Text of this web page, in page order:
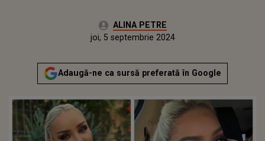
Autor:ALINA PETRE
Publicat:
joi, 5 septembrie 2024
Adaugă-ne ca sursă preferată în Google